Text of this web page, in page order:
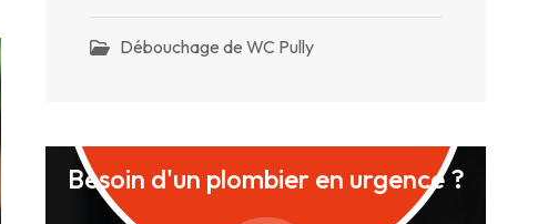
Débouchage de WC Pully
Besoin d'un plombier en urgence ?